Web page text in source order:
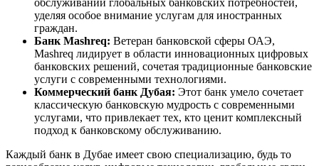
обслуживании глобальных банковских потребностей,
уделяя особое внимание услугам для иностранных
граждан.
Банк Mashreq: Ветеран банковской сферы ОАЭ,
Mashreq лидирует в области инновационных цифровых
банковских решений, сочетая традиционные банковские
услуги с современными технологиями.
Коммерческий банк Дубая: Этот банк умело сочетает
классическую банковскую мудрость с современными
услугами, что привлекает тех, кто ценит комплексный
подход к банковскому обслуживанию.
Каждый банк в Дубае имеет свою специализацию, будь то